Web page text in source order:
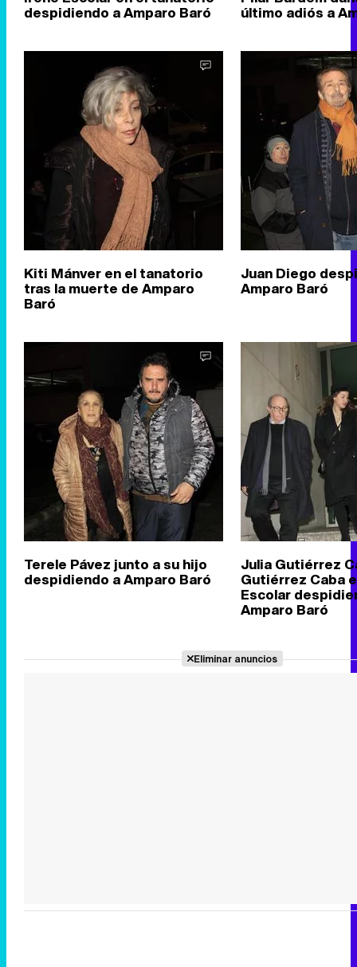
despidiendo a Amparo Baró último adiós a
Kiti Mánver en el tanatorio
tras la muerte de Amparo
Baró
Juan Diego
Amparo Baró
Terele Pávez junto a su hijo
despidiendo a Amparo Baró
Julia Gutiérrez
Gutiérrez Caba
Escolar
Amparo Baró
Eliminar anuncios